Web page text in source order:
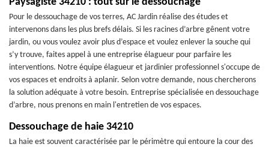
Pour le dessouchage de vos terres, AC Jardin réalise des études et
intervenons dans les plus brefs délais. Si les racines d’arbre gênent votre
jardin, ou vous voulez avoir plus d’espace et voulez enlever la souche qui
s’y trouve, faites appel à une entreprise élagueur pour parfaire les
interventions. Notre équipe élagueur et jardinier professionnel s'occupe de
vos espaces et endroits à aplanir. Selon votre demande, nous chercherons
la solution adéquate à votre besoin. Entreprise spécialisée en dessouchage
d’arbre, nous prenons en main l'entretien de vos espaces.
Dessouchage de haie 34210
La haie est souvent caractérisée par le périmètre qui entoure la cour des